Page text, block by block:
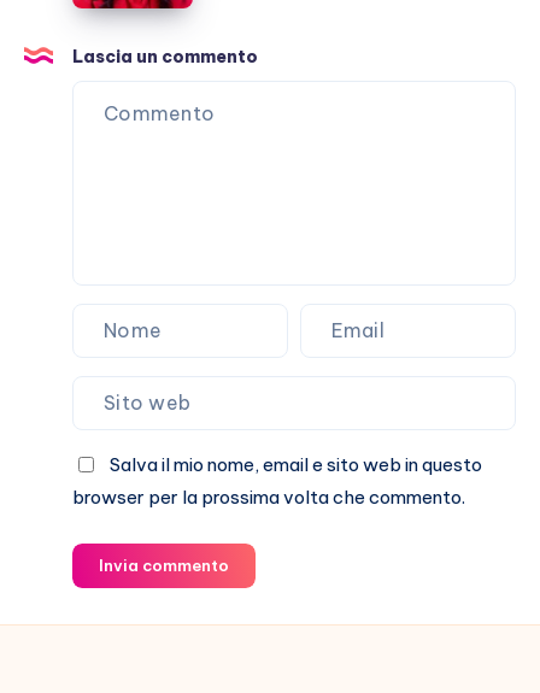
Italia
ex
tutti
casi
umani
Lascia un commento
Salva il mio nome, email e sito web in questo
browser per la prossima volta che commento.
Invia commento